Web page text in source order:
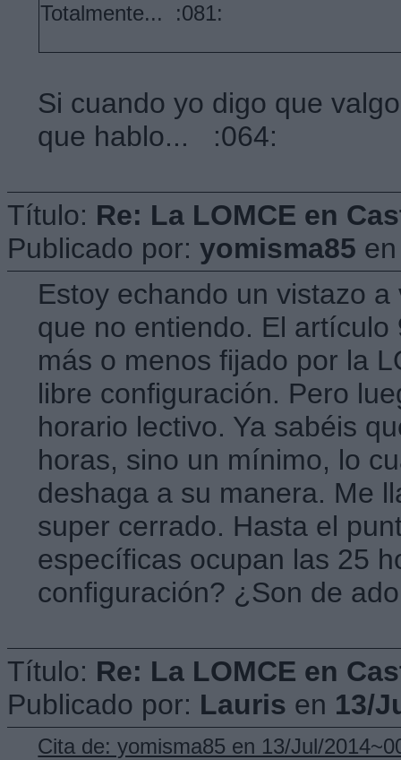
Totalmente... :081:
Si cuando yo digo que
que hablo... :064:
Título: Re: La LOMCE en
Publicado por: yomisma85
Estoy echando un vistazo
que no entiendo. El
más o menos fijado por la
libre configuración. Pero
horario lectivo. Ya sabéis
horas, sino un mínimo, lo
deshaga a su manera. Me
super cerrado. Hasta el
específicas ocupan las 25
configuración? ¿Son de
Título: Re: La LOMCE en
Publicado por: Lauris en 13/
Cita de: yomisma85 en 13/Jul/